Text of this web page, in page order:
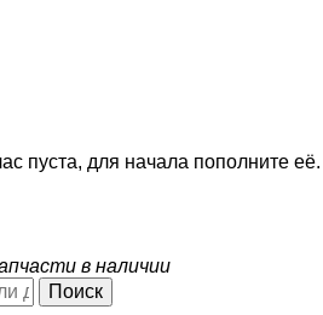
пуста, для начала пополните её.
в наличии